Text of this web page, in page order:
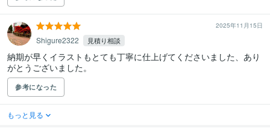
2025年11月15日
Shigure2322 見積り相談
納期が早くイラストもとても丁寧に仕上げてくださいました、あり
がとうございました。
参考になった
もっと見る